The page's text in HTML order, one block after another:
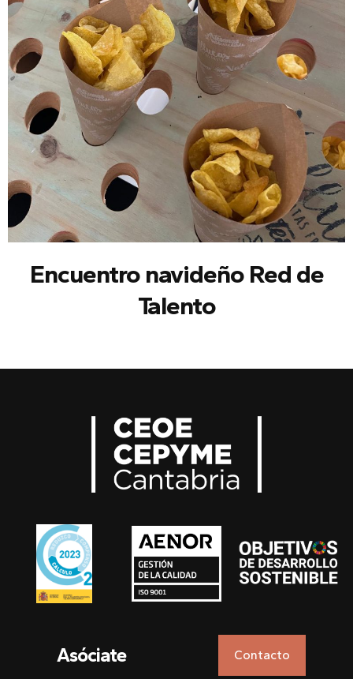
Encuentro navideño Red de
Talento
Asóciate Contacto